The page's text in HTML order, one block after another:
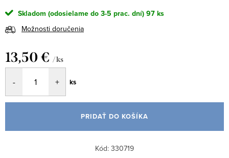
Skladom (odosielame do 3-5 prac. dní)97 ks
Možnosti doručenia
13,50 € / ks
cena:
ks
PRIDAŤ DO KOŠÍKA
Kód: 330719